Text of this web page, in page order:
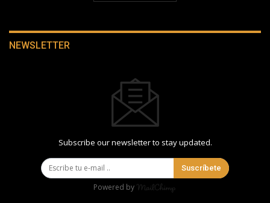
NEWSLETTER
Subscribe our newsletter to stay updated.
Suscríbete
Powered by